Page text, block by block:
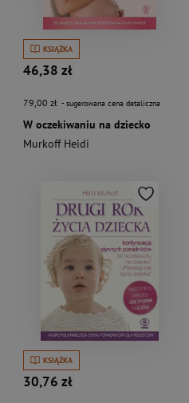
KSIĄŻKA
46,38 zł
79,00 zł - sugerowana cena detaliczna
W oczekiwaniu na dziecko
Murkoff Heidi
KSIĄŻKA
30,76 zł